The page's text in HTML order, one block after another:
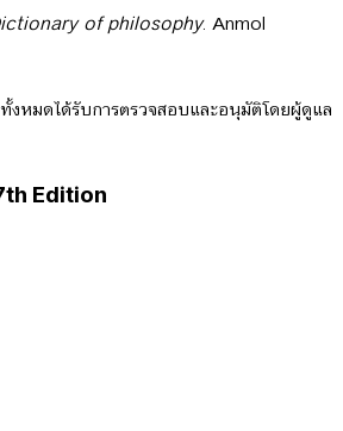
of philosophy. Anmol
งหมดได้รับการตรวจสอบและอนุมัติโดยผู้ดูแล
Edition